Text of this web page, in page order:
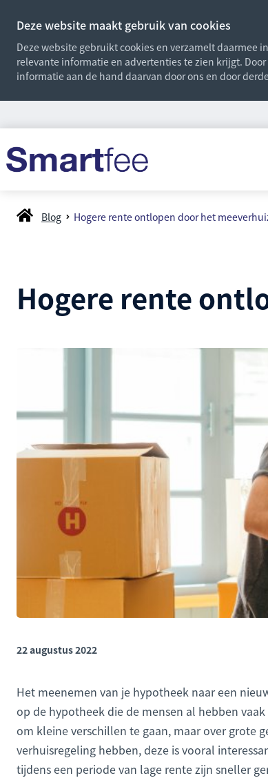
Deze website maakt gebruik van cookies
Deze website gebruikt cookies en verzamelt daarmee
relevante informatie en advertenties te zien krijgt.
informatie aan de hand daarvan door ons en door
Blog Hogere rente ontlopen door het
Hogere rente
22 augustus 2022
Het meenemen van je hypotheek naar een
op de hypotheek die de mensen al hebben
om kleine verschillen te gaan, maar over grote
verhuisregeling hebben, deze is vooral
tijdens een periode van lage rente zijn sneller